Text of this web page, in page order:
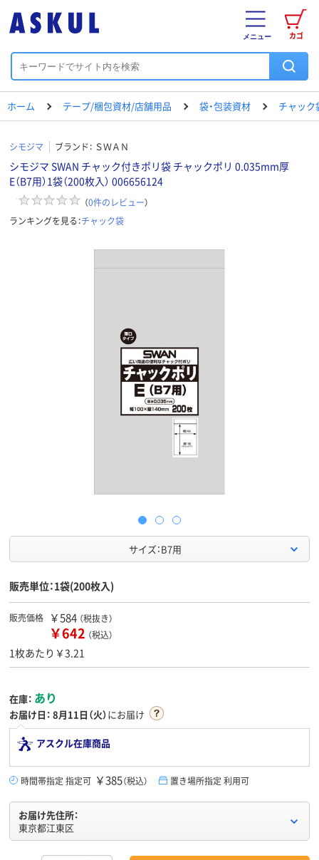
カゴ
メニュー
ホーム テープ/梱包資材/店舗用品 袋・包装資材 チャック
シモジマ ブランド： ＳＷＡＮ
シモジマ SWAN チャック付きポリ袋 チャックポリ 0.035mm厚
E（B7用）1袋（200枚入） 006656124
（0件のレビュー）
ランキングを見る：チャック袋
サイズ：B7用
販売単位：1袋(200枚入)
販売価格 ￥584 （税抜き）
￥642 （税込）
1枚あたり￥3.21
在庫： あり
お届け日： 8月11日（火）にお届け
アスクル在庫商品
時間帯指定 指定可 ￥385（税込） 置き場所指定 利用可
お届け先住所：
東京都江東区